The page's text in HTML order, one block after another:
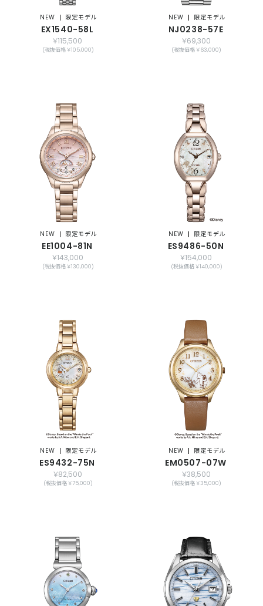
NEW 限定モデル
EX1540-58L
￥115,500
(税抜価格 ￥105,000)
NEW 限定モデル
NJ0238-57E
￥69,300
(税抜価格 ￥63,000)
NEW 限定モデル
EE1004-81N
￥143,000
(税抜価格 ￥130,000)
NEW 限定モデル
ES9486-50N
￥154,000
(税抜価格 ￥140,000)
NEW 限定モデル
ES9432-75N
￥82,500
(税抜価格 ￥75,000)
NEW 限定モデル
EM0507-07W
￥38,500
(税抜価格 ￥35,000)